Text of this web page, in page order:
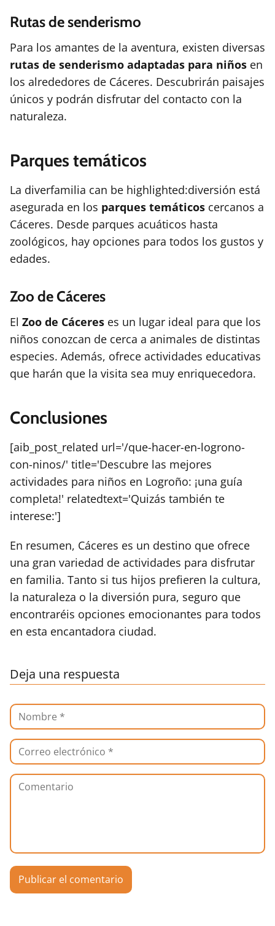
Rutas de senderismo
Para los amantes de la aventura, existen diversas
rutas de senderismo adaptadas para niños en
los alrededores de Cáceres. Descubrirán paisajes
únicos y podrán disfrutar del contacto con la
naturaleza.
Parques temáticos
La diverfamilia can be highlighted:diversión está
asegurada en los parques temáticos cercanos a
Cáceres. Desde parques acuáticos hasta
zoológicos, hay opciones para todos los gustos y
edades.
Zoo de Cáceres
El Zoo de Cáceres es un lugar ideal para que los
niños conozcan de cerca a animales de distintas
especies. Además, ofrece actividades educativas
que harán que la visita sea muy enriquecedora.
Conclusiones
[aib_post_related url='/que-hacer-en-logrono-
con-ninos/' title='Descubre las mejores
actividades para niños en Logroño: ¡una guía
completa!' relatedtext='Quizás también te
interese:']
En resumen, Cáceres es un destino que ofrece
una gran variedad de actividades para disfrutar
en familia. Tanto si tus hijos prefieren la cultura,
la naturaleza o la diversión pura, seguro que
encontraréis opciones emocionantes para todos
en esta encantadora ciudad.
Deja una respuesta